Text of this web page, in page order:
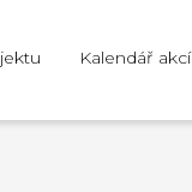
Kalendář akcí